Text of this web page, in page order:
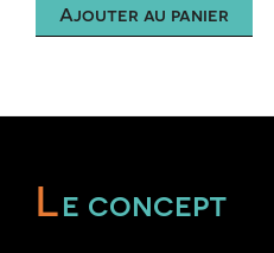
Ajouter au panier
Le concept